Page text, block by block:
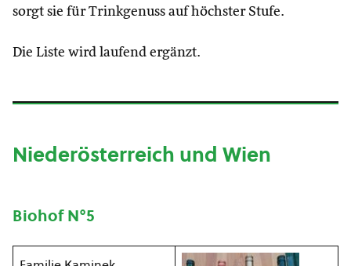
sorgt sie für Trinkgenuss auf höchster Stufe.
Die Liste wird laufend ergänzt.
Niederösterreich und Wien
Biohof N°5